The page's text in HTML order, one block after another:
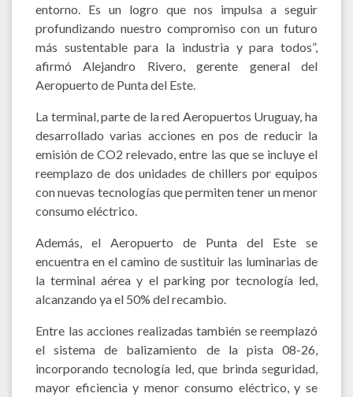
entorno. Es un logro que nos impulsa a seguir
profundizando nuestro compromiso con un futuro
más sustentable para la industria y para todos”,
afirmó Alejandro Rivero, gerente general del
Aeropuerto de Punta del Este.
La terminal, parte de la red Aeropuertos Uruguay, ha
desarrollado varias acciones en pos de reducir la
emisión de CO2 relevado, entre las que se incluye el
reemplazo de dos unidades de chillers por equipos
con nuevas tecnologías que permiten tener un menor
consumo eléctrico.
Además, el Aeropuerto de Punta del Este se
encuentra en el camino de sustituir las luminarias de
la terminal aérea y el parking por tecnología led,
alcanzando ya el 50% del recambio.
Entre las acciones realizadas también se reemplazó
el sistema de balizamiento de la pista 08-26,
incorporando tecnología led, que brinda seguridad,
mayor eficiencia y menor consumo eléctrico, y se